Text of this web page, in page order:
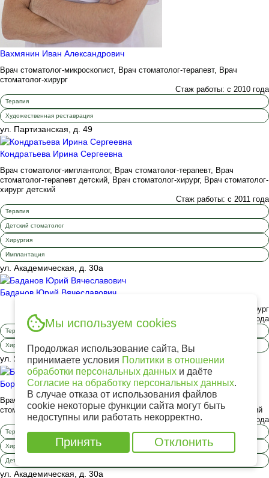
Вахмянин Иван Александрович
Врач стоматолог-микроскопист, Врач стоматолог-терапевт, Врач
стоматолог-хирург
Стаж работы: с 2010 года
Терапия
Художественная реставрация
ул. Партизанская, д. 49
Кондратьева Ирина Сергеевна
Врач стоматолог-имплантолог, Врач стоматолог-терапевт, Врач
стоматолог-терапевт детский, Врач стоматолог-хирург, Врач стоматолог-
хирург детский
Стаж работы: с 2011 года
Терапия
Детский стоматолог
Хирургия
Имплантация
ул. Академическая, д. 30а
Баданов Юрий Вячеславович
Врач стоматолог-терапевт, Врач стоматолог-хирург
Стаж работы: с 2012 года
Терапия
Хирургия
ул. Ядринцева, д. 8а
Борхонов Владимир Михайлович
Врач стоматолог-терапевт, Врач стоматолог-терапевт детский, Врач
стоматолог-хирург, Врач стоматолог-хирург детский, Гигиенист детский
Стаж работы: с 2012 года
Терапия
Хирургия
Детский стоматолог
ул. Академическая, д. 30а
Мы используем cookies
Продолжая использование сайта, Вы
принимаете условия Политики в отношении
обработки персональных данныхи даёте
Согласие на обработку персональных данных.
В случае отказа от использования файлов
cookie некоторые функции сайта могут быть
недоступны или работать некорректно.
Принять Отклонить